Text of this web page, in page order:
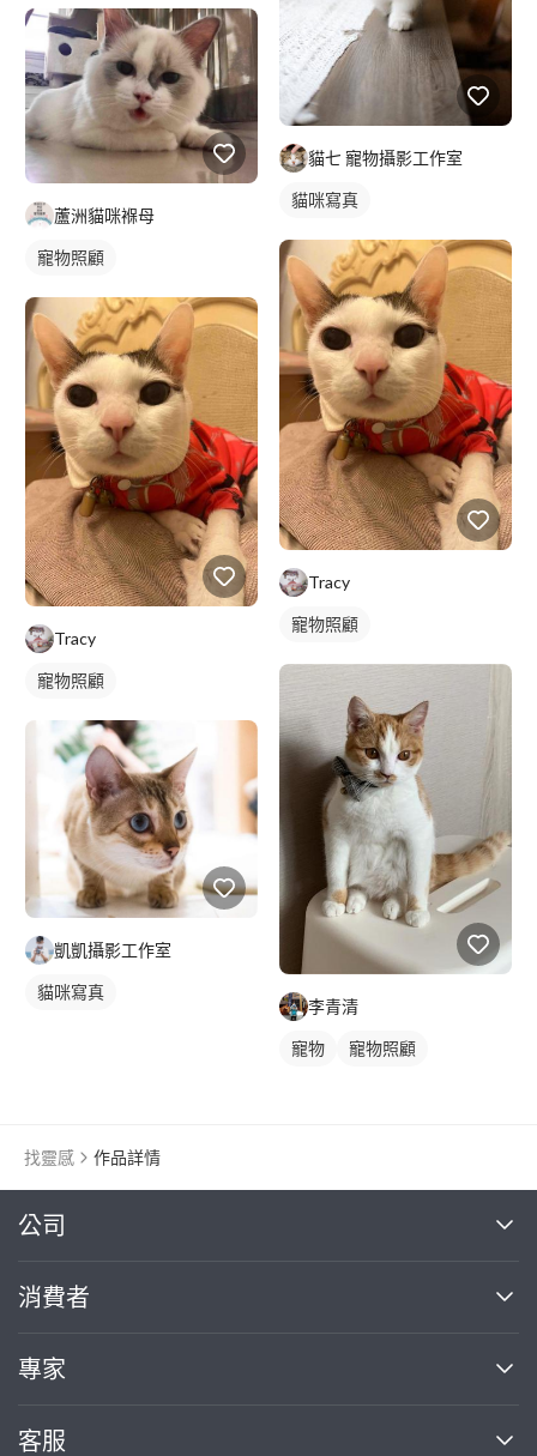
蘆洲貓咪褓母
寵物照顧
Tracy
寵物照顧
凱凱攝影工作室
貓咪寫真
貓七 寵物攝影工作室
貓咪寫真
Tracy
寵物照顧
李青清
寵物 寵物照顧
找靈感 作品詳情
公司
關於我們
部落格
加入我們
消費者
買服務
專家
案件中心
客服
繼續完成